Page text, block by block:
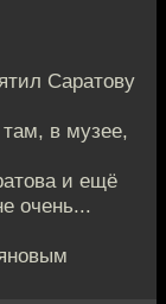
Саратову
там, в музее,
и ещё
очень...